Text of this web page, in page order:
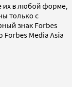
их в любой форме,
только с
знак Forbes
Forbes Media Asia